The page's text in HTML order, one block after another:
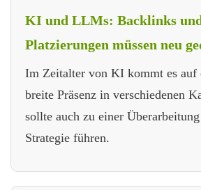
KI und LLMs: Backlinks
Platzierungen müssen neu
Im Zeitalter von KI kommt es auf
breite Präsenz in verschiedenen
sollte auch zu einer
Strategie führen.